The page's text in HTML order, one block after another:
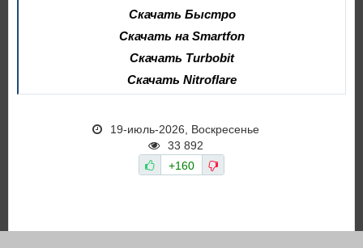
Скачать Быстро
Скачать на Smartfon
Скачать Turbobit
Скачать Nitroflare
19-июль-2026, Воскресенье
33 892
+160